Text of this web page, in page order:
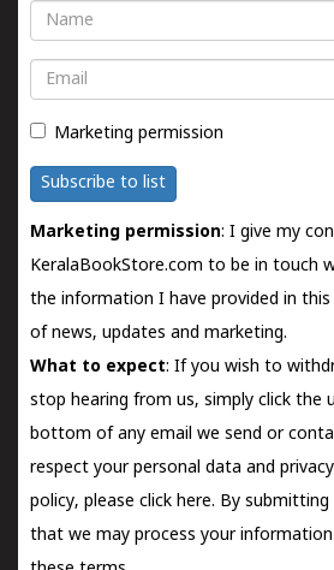
Name
Email
Marketing permission
Subscribe to list
Marketing permission: I give my
KeralaBookStore.com to be in touch
the information I have provided in
of news, updates and marketing.
What to expect: If you wish to
stop hearing from us, simply click the
bottom of any email we send or
respect your personal data and
policy, please click here. By
that we may process your